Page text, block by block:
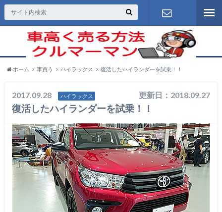
お問い合わ
せ
ホーム 車買う ハイラックス 復活したハイランダーを試乗！！
2017.09.28 ハイラックス 更新日：2018.09.27
復活したハイランダーを試乗！！